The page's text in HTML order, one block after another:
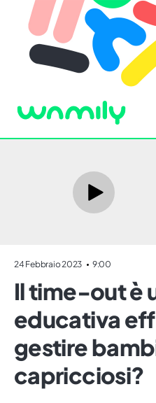
24 Febbraio 2023 9:00
Il time-out è
educativa
gestire
capricciosi?